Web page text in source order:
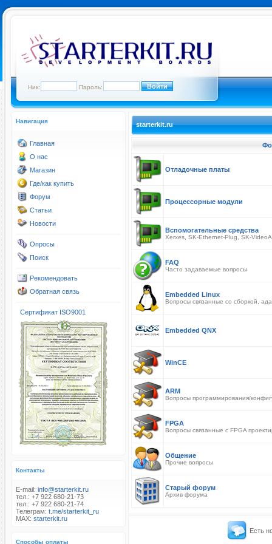
Ник: Пароль:
Навигация
Главная
О нас
Магазин
Где/как купить
Форум
Статьи
Новости
Опросы
Поиск
Рекомендовать
Обратная связь
Сертификат ISO9001
Контакты
E-mail: info@starterkit.ru
тел.: +7 922 680-21-73
тел.: +7 922 680-21-74
Телеграм: t.me/starterkit_ru
MAX: starterkit.ru
Способы оплаты
starterkit.ru
Отладочные платы
Процессорные модули
Вспомогательные средства
Xerxes, SK-Ethernet-Plug, SK-
FAQ
Часто задаваемые вопросы
Embedded Linux
Вопросы связанные со сборкой,
Embedded QNX
WinCE
ARM
Вопросы программирования/
FPGA
Вопросы связанные с FPGA
Общение
Прочие вопросы
Старый форум
Архив форума
Есть